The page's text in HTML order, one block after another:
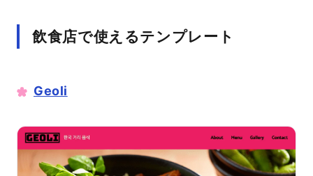
飲食店で使えるテンプレート
Geoli